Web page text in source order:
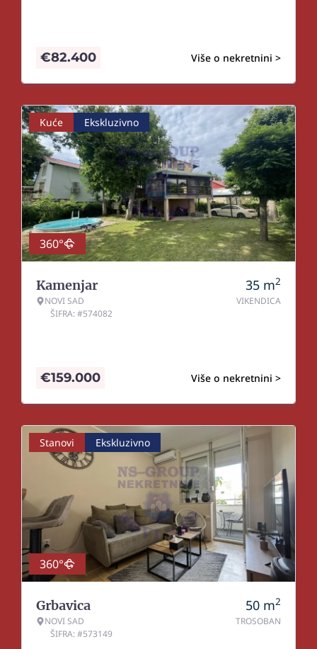
Više o nekretnini >
€82.400
Kuće Ekskluzivno
360°
Kamenjar
NOVI SAD
ŠIFRA: #574082
35 m2
VIKENDICA
Više o nekretnini >
€159.000
Stanovi Ekskluzivno
360°
Grbavica
NOVI SAD
ŠIFRA: #573149
50 m2
TROSOBAN